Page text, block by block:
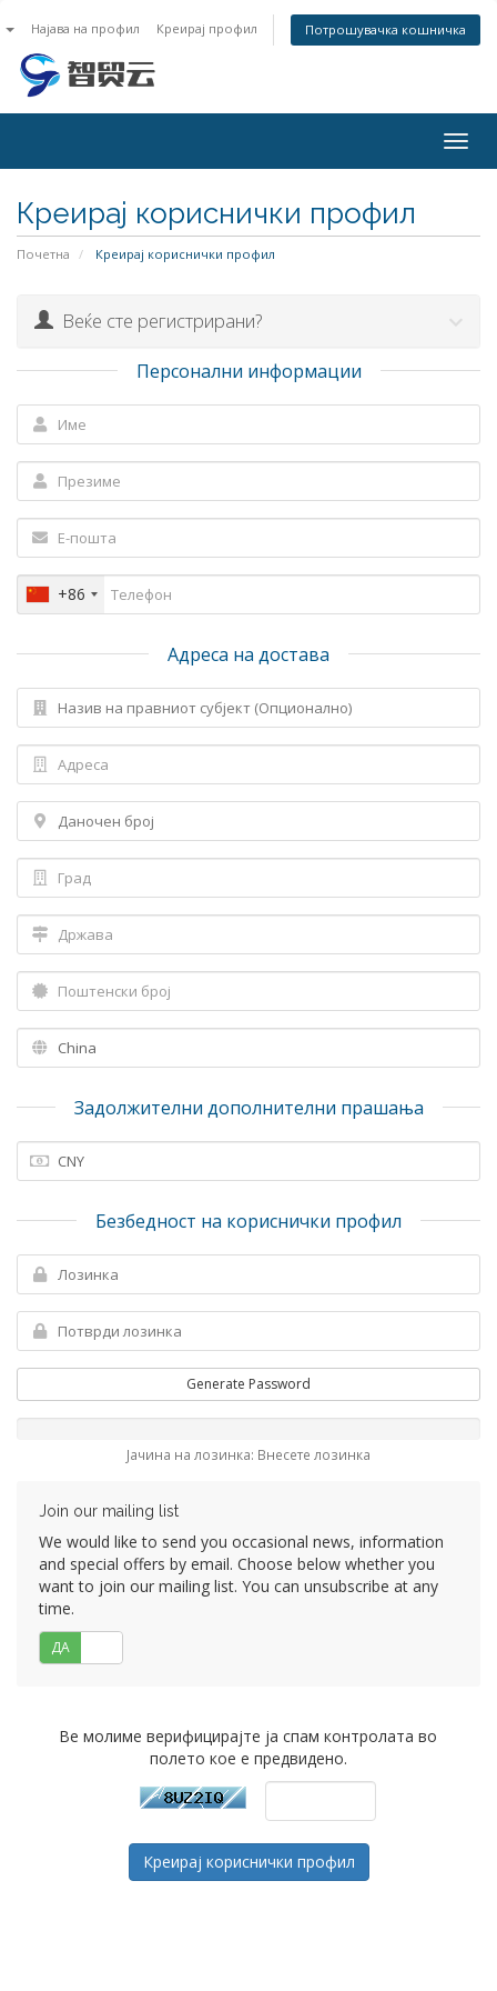
Најава на профил Креирај профил Потрошувачка кошничка
Креирај кориснички профил
Почетна Креирај кориснички профил
Веќе сте регистрирани?
Персонални информации
+86
Адреса на достава
Задолжителни дополнителни прашања
Безбедност на кориснички профил
Generate Password
Јачина на лозинка: Внесете лозинка
Join our mailing list
We would like to send you occasional news, information
and special offers by email. Choose below whether you
want to join our mailing list. You can unsubscribe at any
time.
ДА
Ве молиме верифицирајте ја спам контролата во
полето кое е предвидено.